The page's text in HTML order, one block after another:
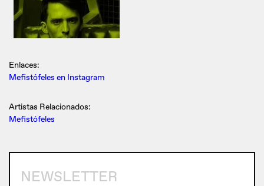
Enlaces:
Mefistófeles en Instagram
Artistas Relacionados:
Mefistófeles
NEWSLETTER